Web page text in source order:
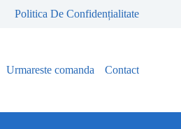
Politica De Confidențialitate
Urmareste comanda Contact